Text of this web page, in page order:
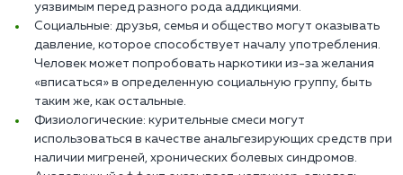
уязвимым перед разного рода аддикциями.
Социальные: друзья, семья и общество могут оказывать
давление, которое способствует началу употребления.
Человек может попробовать наркотики из-за желания
«вписаться» в определенную социальную группу, быть
таким же, как остальные.
Физиологические: курительные смеси могут
использоваться в качестве анальгезирующих средств при
наличии мигреней, хронических болевых синдромов.